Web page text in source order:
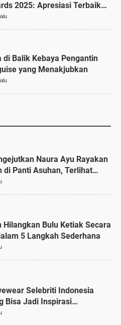
2025: Apresiasi Terbaik
Seni Indonesia
di Balik Kebaya Pengantin
yang Menakjubkan
Naura Ayu Rayakan
di Panti Asuhan, Terlihat
Kaftan Cokelat
Hilangkan Bulu Ketiak Secara
5 Langkah Sederhana
Selebriti Indonesia
Bisa Jadi Inspirasi